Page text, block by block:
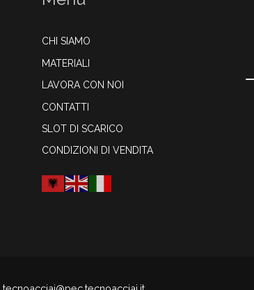
CHI SIAMO
MATERIALI
LAVORA CON NOI
CONTATTI
SLOT DI SCARICO
CONDIZIONI DI VENDITA